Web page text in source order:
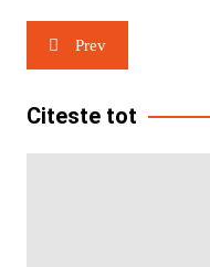
Navigare
în
articole
Prev
Citeste tot